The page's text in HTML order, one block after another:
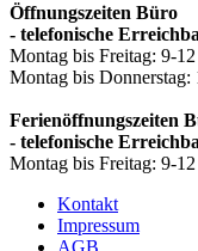
Öffnungszeiten Büro
- telefonische
Montag bis Freitag: 9-
Montag bis Donnerstag:
Ferienöffnungszeiten
- telefonische
Montag bis Freitag: 9-
Kontakt
Impressum
AGB